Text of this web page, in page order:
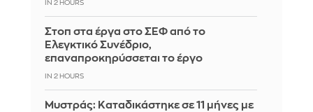
IN 2 HOURS
Στοπ στα έργα στο ΣΕΦ από το
Ελεγκτικό Συνέδριο,
επαναπροκηρύσσεται το έργο
IN 2 HOURS
Μυστράς: Καταδικάστηκε σε 11 μήνες με